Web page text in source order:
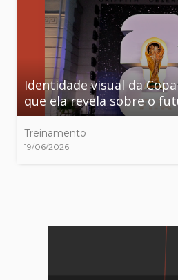
Identidade visual da
que ela revela sobre o
Treinamento
19/06/2026